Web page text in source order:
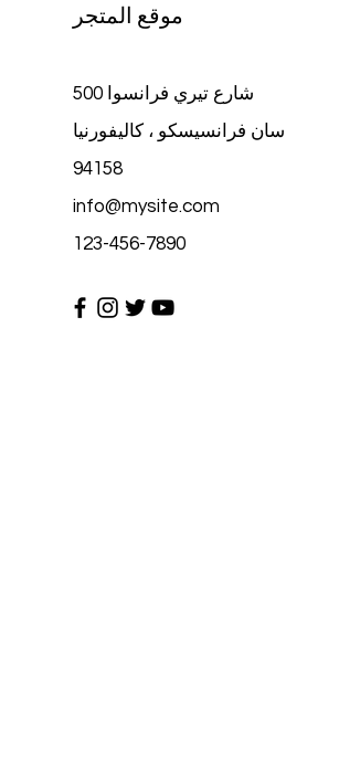
موقع المتجر
500 شارع تيري فرانسوا
سان فرانسيسكو ، كاليفورنيا
94158
info@mysite.com
123-456-7890